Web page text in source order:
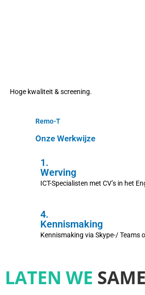
Hoge kwaliteit & screening.
Remo-T
Onze Werkwijze
1.
Werving
ICT-Specialisten met CV’s in het
4.
Kennismaking
Kennismaking via Skype-/ Teams
LATEN WE